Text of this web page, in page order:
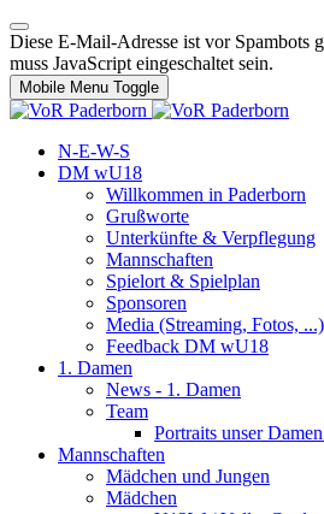
Diese E-Mail-Adresse ist vor Spambots
muss JavaScript eingeschaltet sein.
Mobile Menu Toggle
N-E-W-S
DM wU18
Willkommen in Paderborn
Grußworte
Unterkünfte & Verpflegung
Mannschaften
Spielort & Spielplan
Sponsoren
Media (Streaming, Fotos, ...)
Feedback DM wU18
1. Damen
News - 1. Damen
Team
Portraits unser
Mannschaften
Mädchen und Jungen
Mädchen